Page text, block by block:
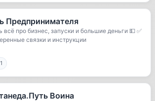
Предпринимателя
всё про бизнес, запуски и большие деньги 💵 ✅
связки и инструкции
Воина